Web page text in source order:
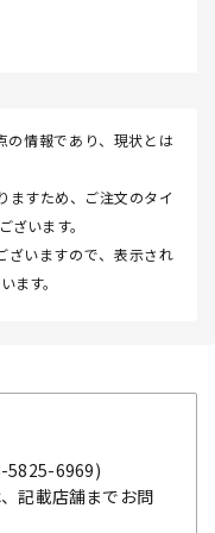
情報であり、現状とは
ますため、ご注文のタイ
ざいます。
いますので、表示され
ます。
5825-6969)
記載店舗までお問